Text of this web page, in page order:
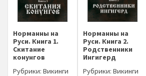
Норманны на
Руси. Книга 1.
Скитание
конунгов
Рубрики: Викинги
Норманны на
Руси. Книга 2.
Родственники
Ингигерд
Рубрики: Викинги